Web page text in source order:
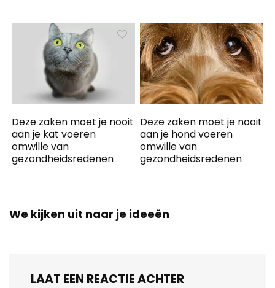
Deze zaken moet je nooit
aan je kat voeren
omwille van
gezondheidsredenen
Deze zaken moet je nooit
aan je hond voeren
omwille van
gezondheidsredenen
We kijken uit naar je ideeën
LAAT EEN REACTIE ACHTER